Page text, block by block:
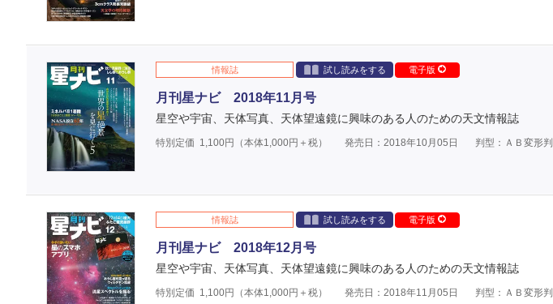
情報誌 試し読みをする 電子版
月刊星ナビ 2018年11月号
星空や宇宙、天体写真、天体望遠鏡に興味のある人のための天文情報誌
特別定価 1,100円（本体1,000円＋税） 発売日：2018年10月05日 判型：ＡＢ変形判
情報誌 試し読みをする 電子版
月刊星ナビ 2018年12月号
星空や宇宙、天体写真、天体望遠鏡に興味のある人のための天文情報誌
特別定価 1,100円（本体1,000円＋税） 発売日：2018年11月05日 判型：ＡＢ変形判